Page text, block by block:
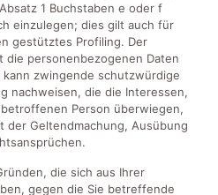
1 Buchstaben e oder f
einzulegen; dies gilt auch für
gestütztes Profiling. Der
personenbezogenen Daten
zwingende schutzwürdige
nachweisen, die die Interessen,
Person überwiegen,
der Geltendmachung, Ausübung
die sich aus Ihrer
gegen die Sie betreffende